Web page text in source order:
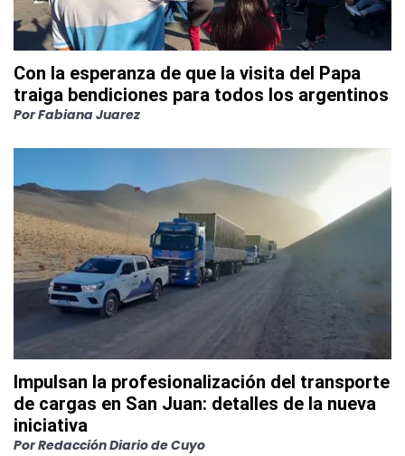
Con la esperanza de que la visita del Papa
traiga bendiciones para todos los argentinos
PorFabiana Juarez
Impulsan la profesionalización del transporte
de cargas en San Juan: detalles de la nueva
iniciativa
PorRedacción Diario de Cuyo